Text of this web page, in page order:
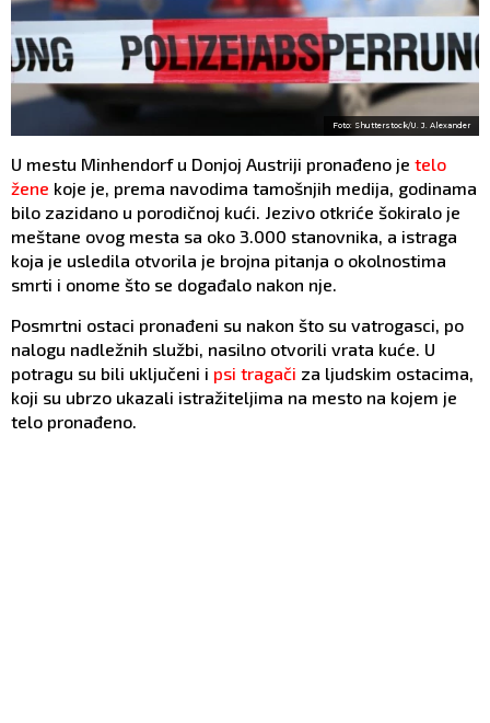
Foto: Shutterstock/U. J. Alexander
U mestu Minhendorf u Donjoj Austriji pronađeno je telo
žene koje je, prema navodima tamošnjih medija, godinama
bilo zazidano u porodičnoj kući. Jezivo otkriće šokiralo je
meštane ovog mesta sa oko 3.000 stanovnika, a istraga
koja je usledila otvorila je brojna pitanja o okolnostima
smrti i onome što se događalo nakon nje.
Posmrtni ostaci pronađeni su nakon što su vatrogasci, po
nalogu nadležnih službi, nasilno otvorili vrata kuće. U
potragu su bili uključeni i psi tragači za ljudskim ostacima,
koji su ubrzo ukazali istražiteljima na mesto na kojem je
telo pronađeno.